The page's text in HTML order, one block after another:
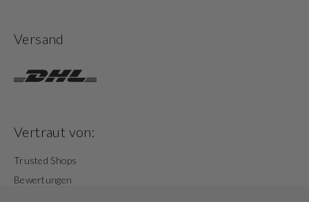
Versand
Vertraut von:
Trusted Shops
Bewertungen